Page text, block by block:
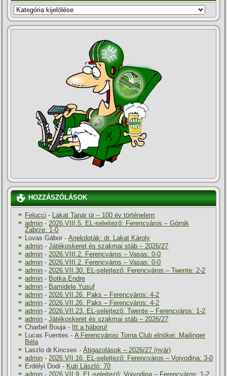
KATEGÓRIÁK
HOZZÁSZÓLÁSOK
Felucci - Lakat Tanár úr – 100 év történelem
admin - 2026.VIII.5. EL-selejtező: Ferencváros – Górnik
Zabrze: 1-0
Lovas Gábor -Anekdoták: dr. Lakat Károly
admin -Játékoskeret és szakmai stáb – 2026/27
admin - 2026.VIII.2. Ferencváros – Vasas: 0-0
admin - 2026.VIII.2. Ferencváros – Vasas: 0-0
admin - 2026.VII.30. EL-selejtező: Ferencváros – Twente: 2-2
admin - Botka Endre
admin - Bamidele Yusuf
admin - 2026.VII.26. Paks – Ferencváros: 4-2
admin - 2026.VII.26. Paks – Ferencváros: 4-2
admin - 2026.VII.23. EL-selejtező: Twente – Ferencváros: 1-2
admin -Játékoskeret és szakmai stáb – 2026/27
Charbel Bouja - Itt a háboru!
Lucas Fuentes -A Ferencvárosi Torna Club elnökei: Mailinger
Béla
Laszlo dr.Kincses -Átigazolások – 2026/27 (nyár)
admin - 2026.VII.16. EL-selejtező: Ferencváros – Vojvodina: 3-0
Erdélyi Dodi - Kuti László: 70
admin - 2026.VII.9. EL-selejtező: Vojvodina – Ferencváros: 1-2